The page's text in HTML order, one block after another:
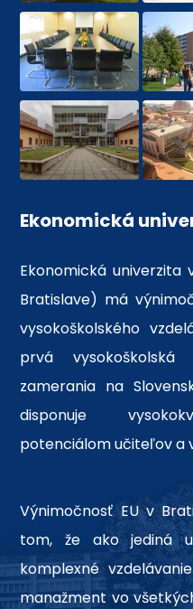
Ekonomická
Ekonomická
Bratislave) má
vysokoškolského
prvá vysokoškolská
zamerania na
disponuje
potenciálom učiteľov a
Výnimočnosť EU v
tom, že ako jediná
komplexné
manažment vo